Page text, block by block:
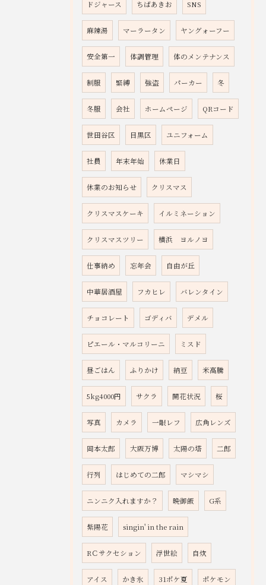
ドジャース ちばあきお SNS
麻辣湯 マーラータン ヤングォーフー
安全第一 体調管理 体のメンテナンス
制服 緊縛 強盗 パーカー 冬
冬服 会社 ホームページ QRコード
世田谷区 目黒区 ユニフォーム
社員 年末年始 休業日
休業のお知らせ クリスマス
クリスマスケーキ イルミネーション
クリスマスツリー 横浜 ヨルノヨ
仕事納め 忘年会 自由が丘
中華居酒屋 フカヒレ バレンタイン
チョコレート ゴディバ デメル
ピエール・マルコリーニ ミスド
昼ごはん ふりかけ 納豆 米高騰
5kg4000円 サクラ 開花状況 桜
写真 カメラ 一眼レフ 広角レンズ
岡本太郎 大阪万博 太陽の塔 二郎
行列 はじめての二郎 マシマシ
ニンニク入れますか？ 晩御飯 G系
紫陽花 singin' in the rain
RＣサクセション 浮世絵 自炊
アイス かき氷 31ポケ夏 ポケモン